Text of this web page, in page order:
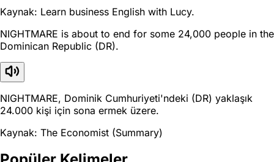
Kaynak: Learn business English with Lucy.
NIGHTMARE is about to end for some 24,000 people in the
Dominican Republic (DR).
NIGHTMARE, Dominik Cumhuriyeti'ndeki (DR) yaklaşık
24.000 kişi için sona ermek üzere.
Kaynak: The Economist (Summary)